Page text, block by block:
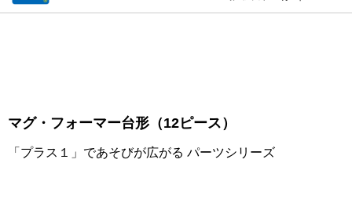
マグ・フォーマー台形（12ピース）
「プラス１」であそびが広がる パーツシリーズ